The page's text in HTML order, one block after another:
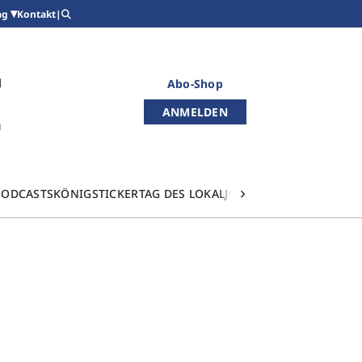
Kontakt|
Abo-Shop
ANMELDEN
KÖNIGSTICKERTAG DES LOKALJOURNALISMUS